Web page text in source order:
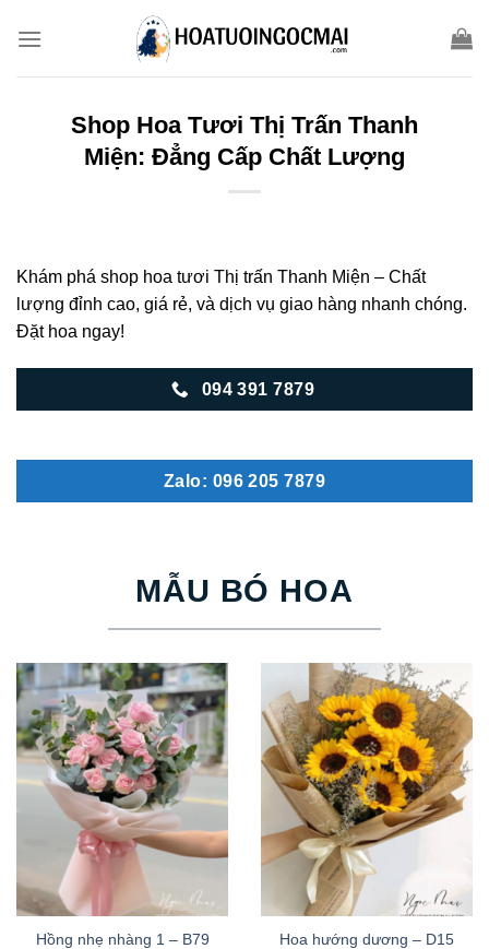
Shop Hoa Tươi Thị Trấn Thanh
Miện: Đẳng Cấp Chất Lượng
Khám phá shop hoa tươi Thị trấn Thanh Miện – Chất
lượng đỉnh cao, giá rẻ, và dịch vụ giao hàng nhanh chóng.
Đặt hoa ngay!
094 391 7879
Zalo: 096 205 7879
MẪU BÓ HOA
Hồng nhẹ nhàng 1 – B79
Hoa hướng dương – D15